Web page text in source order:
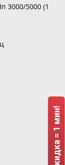
3000/5000 (1